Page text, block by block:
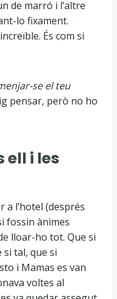
de marró i l’altre
lo fixament.
És com si
se el teu
pensar, però no ho
ell i les
l’hotel (després
fossin ànimes
lloar-ho tot. Que si
si tal, que si
i Mamas es van
voltes al